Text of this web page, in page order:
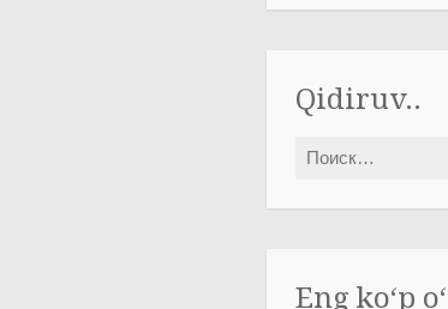
Qidiruv..
Найти:
Eng ko‘p